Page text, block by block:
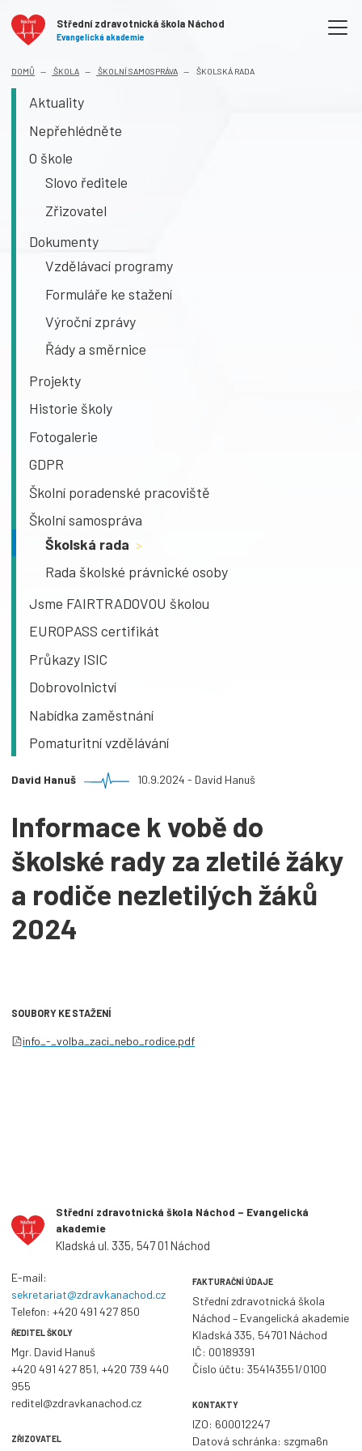
Střední zdravotnická škola Náchod
Evangelická akademie
DOMŮ ŠKOLA ŠKOLNÍ SAMOSPRÁVA ŠKOLSKÁ RADA
Aktuality
Nepřehlédněte
O škole
Slovo ředitele
Zřizovatel
Dokumenty
Vzdělávací programy
Formuláře ke stažení
Výroční zprávy
Řády a směrnice
Projekty
Historie školy
Fotogalerie
GDPR
Školní poradenské pracoviště
Školní samospráva
Školská rada >
Rada školské právnické osoby
Jsme FAIRTRADOVOU školou
EUROPASS certifikát
Průkazy ISIC
Dobrovolnictví
Nabídka zaměstnání
Pomaturitní vzdělávání
David Hanuš 10.9.2024 - David Hanuš
Informace k vobě do
školské rady za zletilé žáky
a rodiče nezletilých žáků
2024
SOUBORY KE STAŽENÍ
info_-_volba_zaci_nebo_rodice.pdf
Střední zdravotnická škola Náchod – Evangelická
akademie
Kladská ul. 335, 547 01 Náchod
E-mail:
sekretariat@zdravkanachod.cz
Telefon: +420 491 427 850
ŘEDITEL ŠKOLY
Mgr. David Hanuš
+420 491 427 851, +420 739 440
955
reditel@zdravkanachod.cz
ZŘIZOVATEL
FAKTURAČNÍ ÚDAJE
Střední zdravotnická škola
Náchod – Evangelická akademie
Kladská 335, 54701 Náchod
IČ: 00189391
Číslo účtu: 354143551/0100
KONTAKTY
IZO: 600012247
Datová schránka: szgma6n